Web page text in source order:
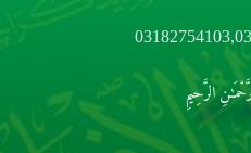
الرَّحِيمِ